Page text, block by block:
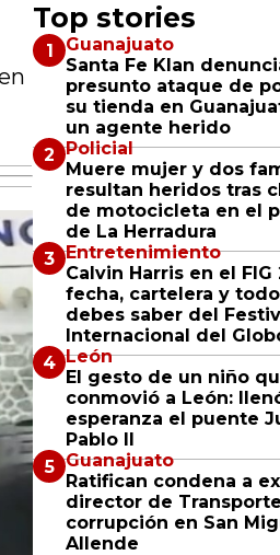
Top stories
Guanajuato
Santa Fe Klan
presunto ataque de
su tienda en
un agente herido
Policial
Muere mujer y dos
resultan heridos tras
de motocicleta en el
de La Herradura
Entretenimiento
Calvin Harris en el FIG
fecha, cartelera y
debes saber del
Internacional del
León
El gesto de un niño
conmovió a León:
esperanza el puente
Pablo II
Guanajuato
Ratifican condena a ex
director de
corrupción en San
Allende